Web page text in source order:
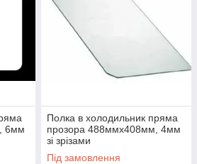
6мм
Полка в холодильник пряма
прозора 488ммх408мм, 4мм
зі зрізами
Під замовлення